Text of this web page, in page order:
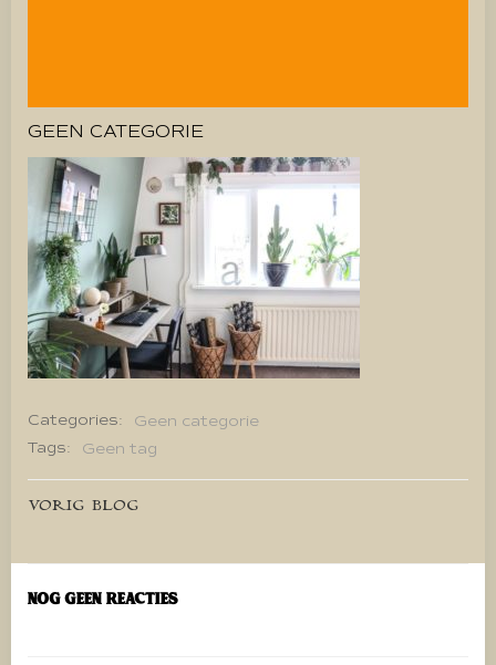
GEEN CATEGORIE
Categories:
Geen categorie
Tags:
Geen tag
Bericht
navigatie
VORIG BLOG
Nog geen reacties